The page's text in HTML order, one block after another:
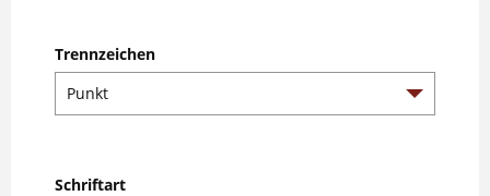
Trennzeichen
Schriftart